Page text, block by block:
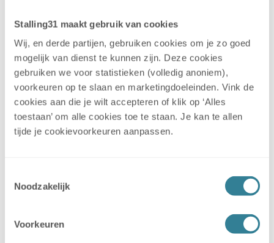
Stalling31 maakt gebruik van cookies
Wij, en derde partijen, gebruiken cookies om je zo goed
mogelijk van dienst te kunnen zijn. Deze cookies
gebruiken we voor statistieken (volledig anoniem),
voorkeuren op te slaan en marketingdoeleinden. Vink de
cookies aan die je wilt accepteren of klik op ‘Alles
toestaan’ om alle cookies toe te staan. Je kan te allen
tijde je cookievoorkeuren aanpassen.
Noodzakelijk
Voorkeuren